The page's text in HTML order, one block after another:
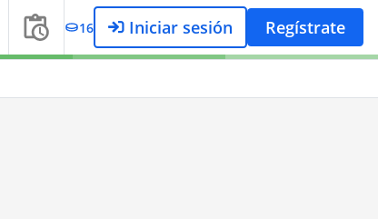
16 Iniciar sesión Regístrate